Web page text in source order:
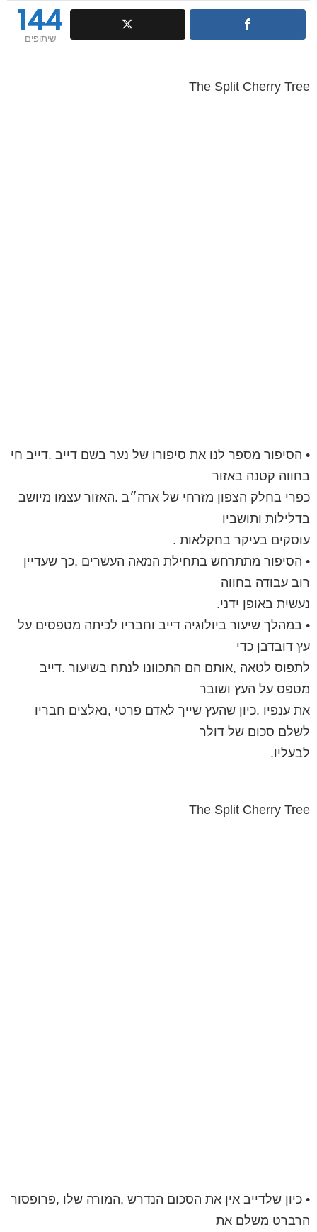
144
שיתופים
The Split Cherry Tree
• הסיפור מספר לנו את סיפורו של נער בשם דייב .דייב חי
בחווה קטנה באזור
כפרי בחלק הצפון מזרחי של ארה״ב .האזור עצמו מיושב
בדלילות ותושביו
עוסקים בעיקר בחקלאות .
• הסיפור מתתרחש בתחילת המאה העשרים ,כך שעדיין
רוב עבודה בחווה
נעשית באופן ידני.
• במהלך שיעור ביולוגיה דייב וחבריו לכיתה מטפסים על
עץ דובדבן כדי
לתפוס לטאה ,אותם הם התכוונו לנתח בשיעור .דייב
מטפס על העץ ושובר
את ענפיו .כיון שהעץ שייך לאדם פרטי ,נאלצים חבריו
לשלם סכום של דולר
לבעליו.
The Split Cherry Tree
• כיון שלדייב אין את הסכום הנדרש ,המורה שלו ,פרופסור
הרברט משלם את